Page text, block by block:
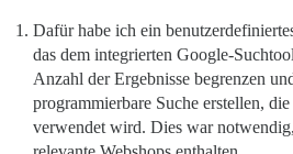
Dafür habe ich ein
das dem integrierten Google-
Anzahl der Ergebnisse begrenzen
programmierbare Suche erstellen,
verwendet wird. Dies war